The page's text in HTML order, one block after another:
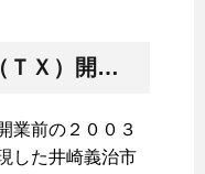
年に就任、大幅な
業前の２００３
した井崎義治市